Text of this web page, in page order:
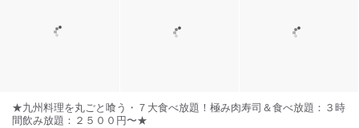
★九州料理を丸ごと喰う・７大食べ放題！極み肉寿司＆食べ放題：３時
間飲み放題：２５００円〜★